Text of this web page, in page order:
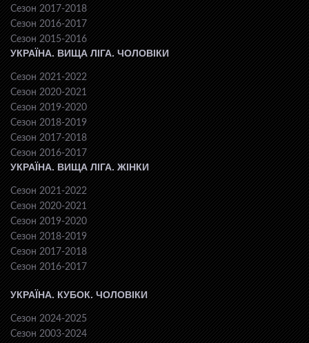
Сезон 2017-2018
Сезон 2016-2017
Сезон 2015-2016
УКРАЇНА. ВИЩА ЛІГА. ЧОЛОВІКИ
Сезон 2021-2022
Сезон 2020-2021
Сезон 2019-2020
Сезон 2018-2019
Сезон 2017-2018
Сезон 2016-2017
УКРАЇНА. ВИЩА ЛІГА. ЖІНКИ
Сезон 2021-2022
Сезон 2020-2021
Сезон 2019-2020
Сезон 2018-2019
Сезон 2017-2018
Сезон 2016-2017
УКРАЇНА. КУБОК. ЧОЛОВІКИ
Сезон 2024-2025
Сезон 2003-2024